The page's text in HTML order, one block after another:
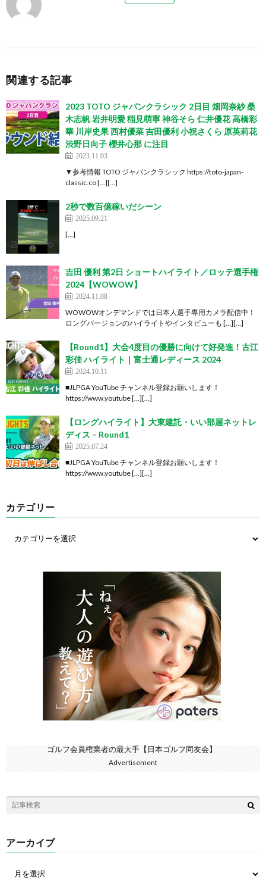
関連する記事
2023 TOTO ジャパンクラシック 2日目 畑岡奈紗 桑
木志帆 岩井明愛 稲見萌寧 神谷そら 仁井優花 高橋彩
華 川岸史果 西村優菜 吉田優利 小祝さくら 原英莉花
渋野日向子 櫻井心那 に注目
2023.11.03
▼参考情報 TOTO ジャパンクラシック https://toto-japan-
classic.co […][…]
2秒で数百億稼いだシーン
2025.09.21
[…]
吉田 優利 第2日 ショートハイライト／ロッテ選手権
2024【WOWOW】
2024.11.08
WOWOWオンデマンドでは日本人選手専用カメラ配信中！
ロングバージョンのハイライトやインタビューも […][…]
【Round1】大会4度目の優勝に向けて好発進！古江
彩佳 ハイライト｜富士通レディース 2024
2024.10.11
■JLPGA YouTube チャンネル登録お願いします！
https://www.youtube […][…]
【ロングハイライト】大東建託・いい部屋ネットレ
ディス – Round1
2025.07.24
■JLPGA YouTube チャンネル登録お願いします！
https://www.youtube […][…]
カテゴリー
ゴルフ会員権業者の最大手【日本ゴルフ同友会】
Advertisement
アーカイブ